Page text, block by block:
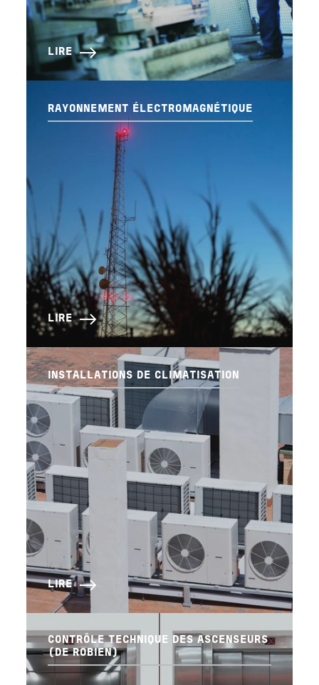
LIRE
RAYONNEMENT ÉLECTROMAGNÉTIQUE
LIRE
INSTALLATIONS DE CLIMATISATION
LIRE
CONTRÔLE TECHNIQUE DES ASCENSEURS
(DE ROBIEN)